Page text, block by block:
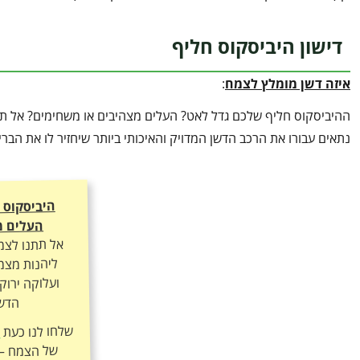
דישון היביסקוס חליף
איזה דשן מומלץ לצמח:
ההיביסקוס חליף שלכם גדל לאט? העלים מצהיבים או משחימים? אל
נתאים עבורו את הרכב הדשן המדויק והאיכותי ביותר שיחזיר לו את
העלים
אל תתנו
ליהנות
ועלוקה
שלחו לנו כעת